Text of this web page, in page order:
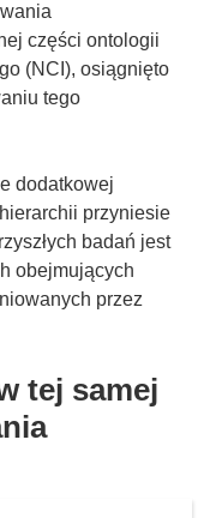
części ontologii
(NCI), osiągnięto
tego
dodatkowej
przyniesie
badań jest
obejmujących
przez
tej samej